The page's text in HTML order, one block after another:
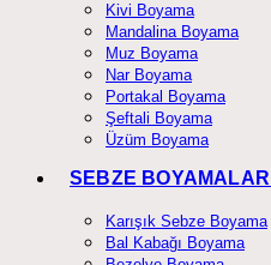
Kivi Boyama
Mandalina Boyama
Muz Boyama
Nar Boyama
Portakal Boyama
Şeftali Boyama
Üzüm Boyama
SEBZE BOYAMALARI
Karışık Sebze Boyama
Bal Kabağı Boyama